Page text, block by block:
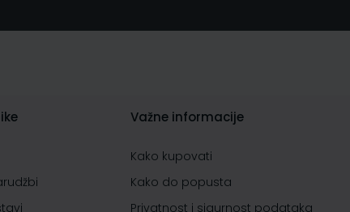
Važne informacije
Kako kupovati
Kako do popusta
Privatnost i sigurnost podataka